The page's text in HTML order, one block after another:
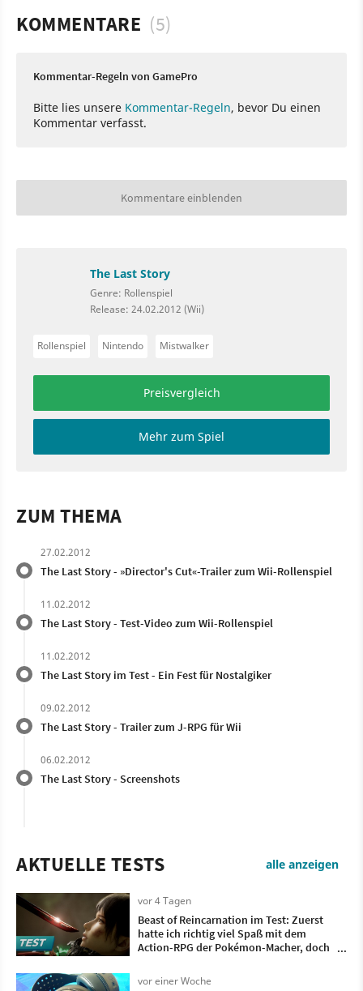
KOMMENTARE (5)
Kommentar-Regeln von GamePro
Bitte lies unsere Kommentar-Regeln, bevor Du einen
Kommentar verfasst.
Kommentare einblenden
The Last Story
Genre: Rollenspiel
Release: 24.02.2012 (Wii)
Rollenspiel Nintendo Mistwalker
Preisvergleich
Mehr zum Spiel
ZUM THEMA
27.02.2012
The Last Story - »Director's Cut«-Trailer zum Wii-Rollenspiel
11.02.2012
The Last Story - Test-Video zum Wii-Rollenspiel
11.02.2012
The Last Story im Test - Ein Fest für Nostalgiker
09.02.2012
The Last Story - Trailer zum J-RPG für Wii
06.02.2012
The Last Story - Screenshots
AKTUELLE TESTS alle anzeigen
vor 4 Tagen
Beast of Reincarnation im Test: Zuerst
hatte ich richtig viel Spaß mit dem
Action-RPG der Pokémon-Macher, doch
vorbei ist
vor einer Woche